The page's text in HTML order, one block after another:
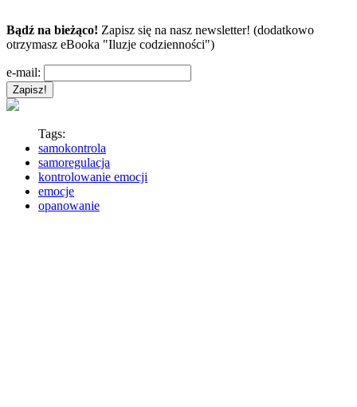
Bądź na bieżąco! Zapisz się na nasz newsletter! (dodatkowo
otrzymasz eBooka "Iluzje codzienności")
e-mail:
Tags:
samokontrola
samoregulacja
kontrolowanie emocji
emocje
opanowanie